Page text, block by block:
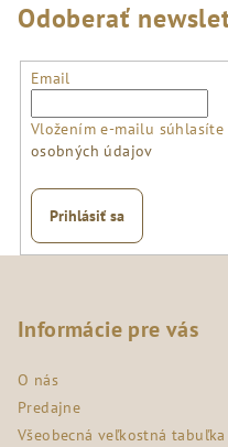
Odoberať
Email
Vložením e-mailu súhlasíte
osobných údajov
Prihlásiť sa
Informácie pre vás
O nás
Predajne
Všeobecná veľkostná tabuľka